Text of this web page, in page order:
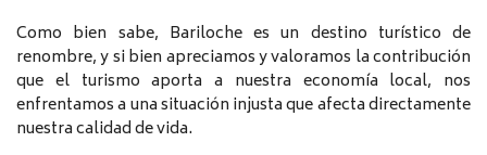
Como bien sabe, Bariloche es un destino turístico de
renombre, y si bien apreciamos y valoramos la contribución
que el turismo aporta a nuestra economía local, nos
enfrentamos a una situación injusta que afecta directamente
nuestra calidad de vida.